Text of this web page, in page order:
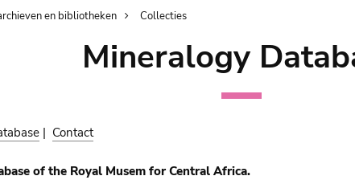
en bibliotheken Collecties
Mineralogy
| Contact
of the Royal Musem for Central Africa.